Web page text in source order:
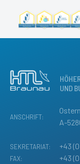
UND
ANSCHRIFT:
A-
SEKRETARIAT: +43
FAX: +43